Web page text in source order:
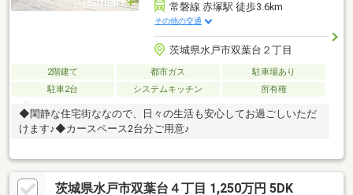
常磐線 赤塚駅 徒歩3.6km
その他の交通
茨城県水戸市双葉台２丁目
2階建て 都市ガス
駐車場あり
駐車2台
システムキッチン 所有権
◆閑静な住宅街ななので、日々の生活も安心してお過ごしいただ
けます♪◆カースペース2台分ご用意♪
茨城県水戸市双葉台４丁目 1,250万円 5DK